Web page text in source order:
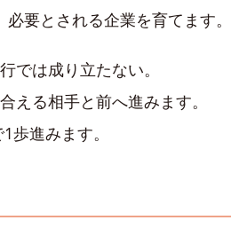
必要とされる企業を育てます
では成り立たない。
える相手と前へ進みます。
歩進みます。